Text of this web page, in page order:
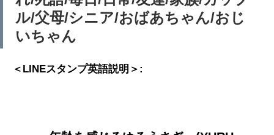
ル/父母/シニア/おばあちゃん/おじ
いちゃん
＜LINEスタンプ英語説明＞: